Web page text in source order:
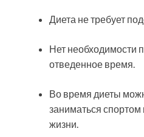
Диета не требует
Нет необходимости
отведенное время.
Во время диеты
заниматься спортом
жизни.